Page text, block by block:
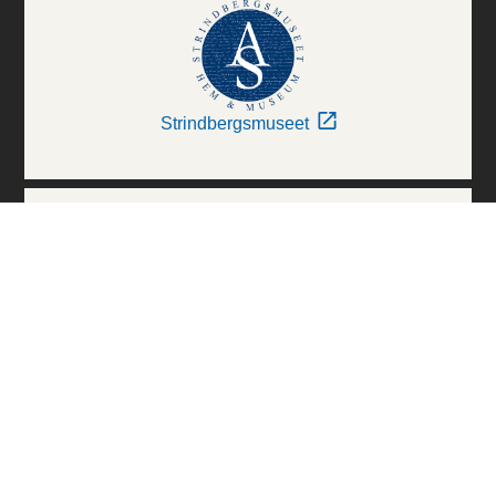
Strindbergsmuseet